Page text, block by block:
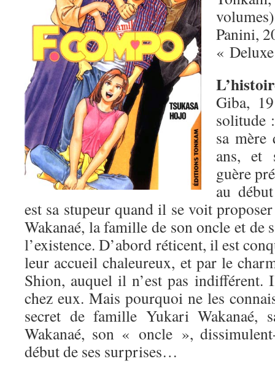
volumes)
Panini,
«
Giba,
solitude
sa mère
ans, et
guère
au
est sa stupeur quand il se voit
Wakanaé, la famille de son oncle et de
l’existence. D’abord réticent, il est
leur accueil chaleureux, et par le
Shion, auquel il n’est pas indifférent.
chez eux. Mais pourquoi ne les
secret de famille Yukari
Wakanaé, son « oncle »,
début de ses surprises…